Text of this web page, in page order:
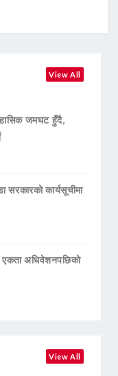
View All
जमघट हुँदै,
सरकारको कार्यसूचीमा
एकता अधिवेशनपछिको
View All